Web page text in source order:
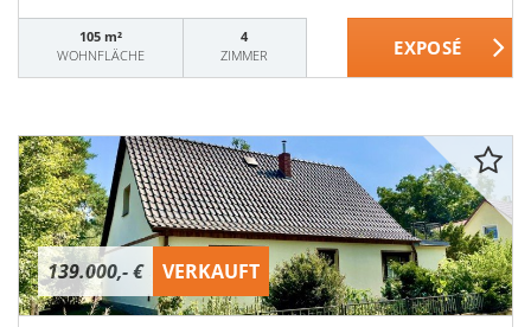
105 m²
WOHNFLÄCHE
4
ZIMMER
139.000,- € VERKAUFT